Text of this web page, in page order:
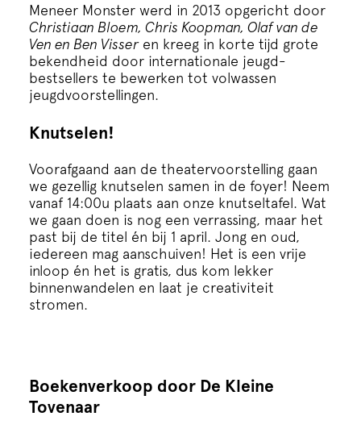
Meneer Monster werd in 2013 opgericht door
Christiaan Bloem, Chris Koopman, Olaf van de
Ven en Ben Visseren kreeg in korte tijd grote
bekendheid door internationale jeugd-
bestsellers te bewerken tot volwassen
jeugdvoorstellingen.
Knutselen!
Voorafgaand aan de theatervoorstelling gaan
we gezellig knutselen samen in de foyer! Neem
vanaf 14:00u plaats aan onze knutseltafel. Wat
we gaan doen is nog een verrassing, maar het
past bij de titel én bij 1 april. Jong en oud,
iedereen mag aanschuiven! Het is een vrije
inloop én het is gratis, dus kom lekker
binnenwandelen en laat je creativiteit
stromen.
Boekenverkoop door De Kleine
Tovenaar